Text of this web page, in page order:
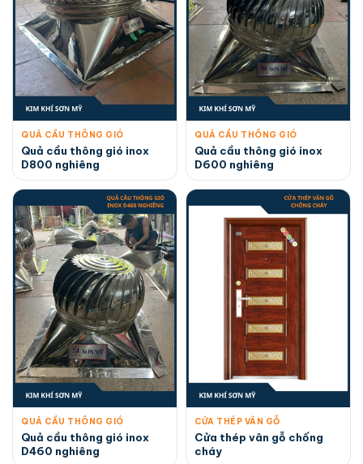
QUẢ CẦU THÔNG GIÓ
Quả cầu thông gió inox
D800 nghiêng
QUẢ CẦU THÔNG GIÓ
Quả cầu thông gió inox
D600 nghiêng
QUẢ CẦU THÔNG GIÓ
Quả cầu thông gió inox
D460 nghiêng
CỬA THÉP VÂN GỖ
Cửa thép vân gỗ chống
cháy